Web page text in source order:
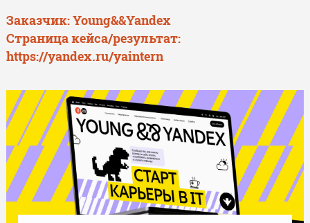
Заказчик: Young&&Yandex
Страница кейса/результат:
https://yandex.ru/yaintern